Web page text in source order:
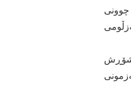
چوونی
شۆڕش